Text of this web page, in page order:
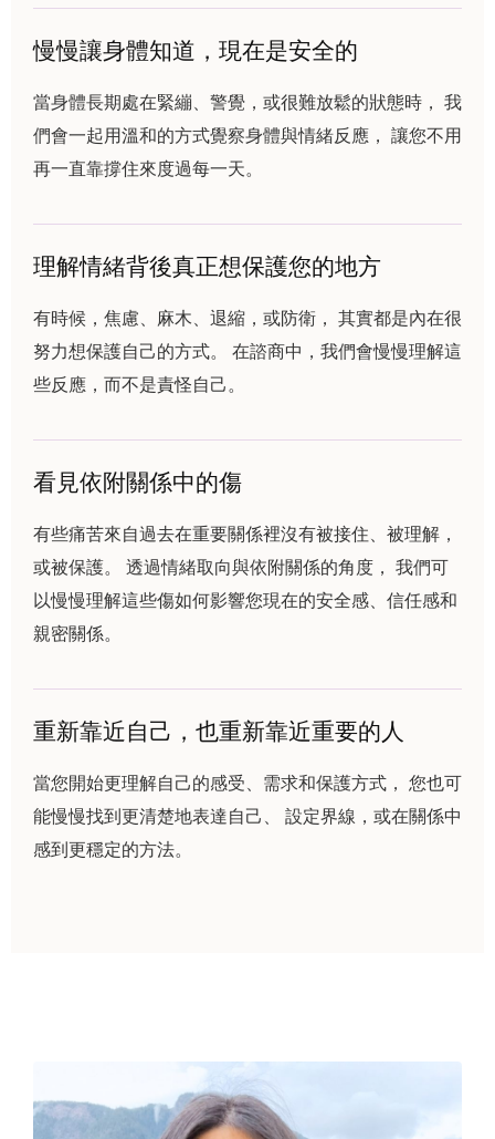
慢慢讓身體知道，現在是安全的
當身體長期處在緊繃、警覺，或很難放鬆的狀態時， 我
們會一起用溫和的方式覺察身體與情緒反應， 讓您不用
再一直靠撐住來度過每一天。
理解情緒背後真正想保護您的地方
有時候，焦慮、麻木、退縮，或防衛， 其實都是內在很
努力想保護自己的方式。 在諮商中，我們會慢慢理解這
些反應，而不是責怪自己。
看見依附關係中的傷
有些痛苦來自過去在重要關係裡沒有被接住、被理解，
或被保護。 透過情緒取向與依附關係的角度， 我們可
以慢慢理解這些傷如何影響您現在的安全感、信任感和
親密關係。
重新靠近自己，也重新靠近重要的人
當您開始更理解自己的感受、需求和保護方式， 您也可
能慢慢找到更清楚地表達自己、 設定界線，或在關係中
感到更穩定的方法。